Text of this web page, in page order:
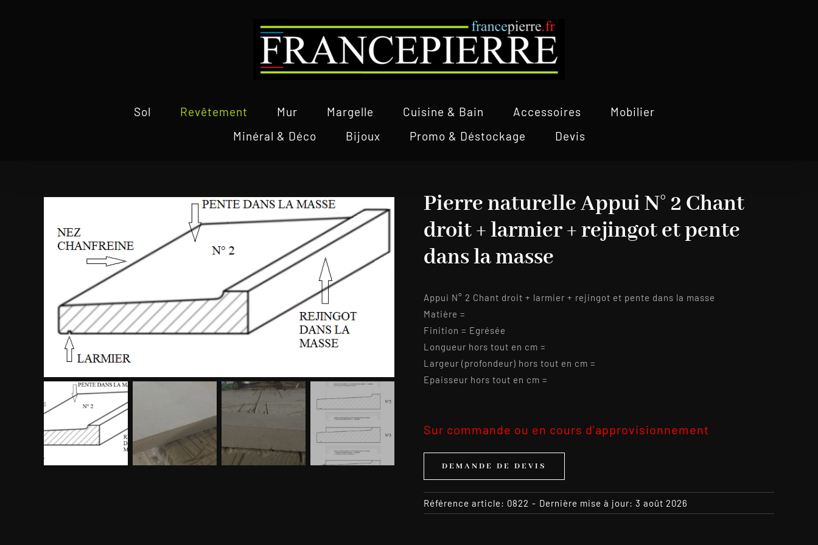
Sol Revêtement Mur Margelle Cuisine & Bain Accessoires
Mobilier
Minéral & Déco
Bijoux Promo & Déstockage Devis
Pierre naturelle Appui N° 2 Chant
droit + larmier + rejingot et pente
dans la masse
Appui N° 2 Chant droit + larmier + rejingot et pente dans la masse
Matière =
Finition = Egrésée
Longueur hors tout en cm =
Largeur (profondeur) hors tout en cm =
Epaisseur hors tout en cm =
Sur commande ou en cours d'approvisionnement
DEMANDE DE DEVIS
Référence article: 0822 - Dernière mise à jour: 3 août 2026